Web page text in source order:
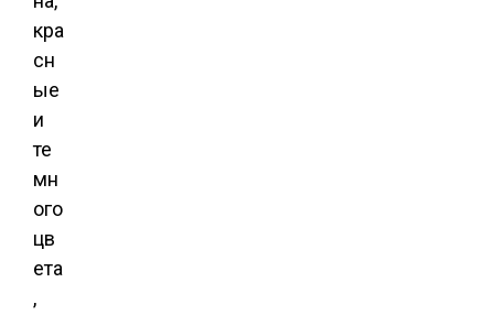
кра
сн
ые
и
те
мн
ого
цв
ета
,